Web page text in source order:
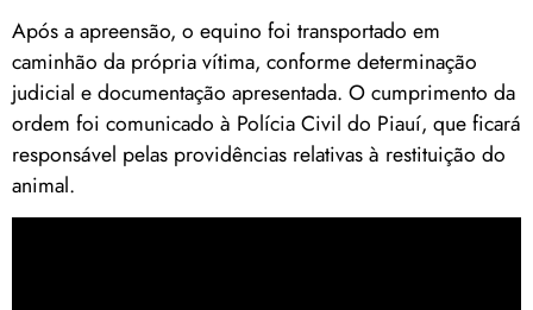
Após a apreensão, o equino foi transportado em
caminhão da própria vítima, conforme determinação
judicial e documentação apresentada. O cumprimento da
ordem foi comunicado à Polícia Civil do Piauí, que ficará
responsável pelas providências relativas à restituição do
animal.